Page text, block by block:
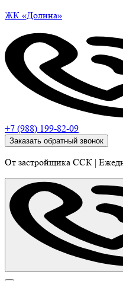
ЖК «Долина»
+7 (988) 199-82-09
Заказать обратный звонок
От застройщика ССК |